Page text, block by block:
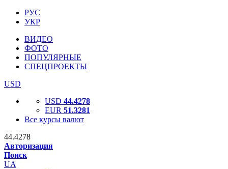
РУС
УКР
ВИДЕО
ФОТО
ПОПУЛЯРНЫЕ
СПЕЦПРОЕКТЫ
USD
USD 44.4278
EUR 51.3281
Все курсы валют
44.4278
Авторизация
Поиск
UA